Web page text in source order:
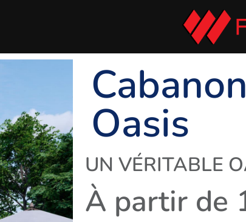
Cabanon
Oasis
UN VÉRITABLE
À partir de